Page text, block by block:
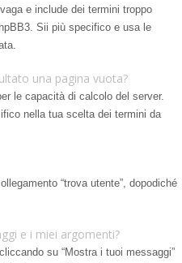
e include dei termini troppo
Sii più specifico e usa le
una pagina vuota?
le capacità di calcolo del server.
nella tua scelta dei termini da
“trova utente”, dopodiché
e i miei argomenti?
su “Mostra i tuoi messaggi”